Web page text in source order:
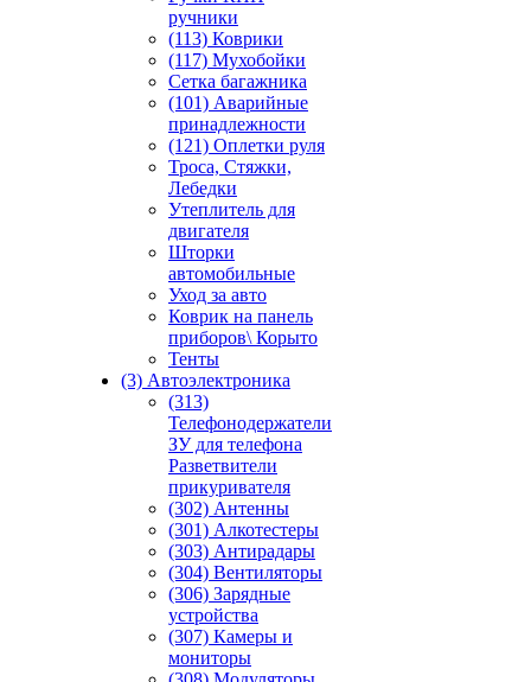
ручники
(113) Коврики
(117) Мухобойки
Сетка багажника
(101) Аварийные
принадлежности
(121) Оплетки руля
Троса, Стяжки,
Лебедки
Утеплитель для
двигателя
Шторки
автомобильные
Уход за авто
Коврик на панель
приборов\ Корыто
Тенты
(3) Автоэлектроника
(313)
Телефонодержатели
ЗУ для телефона
Разветвители
прикуривателя
(302) Антенны
(301) Алкотестеры
(303) Антирадары
(304) Вентиляторы
(306) Зарядные
устройства
(307) Камеры и
мониторы